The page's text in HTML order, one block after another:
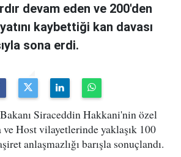
devam eden ve 200'den
kaybettiği kan davası
sona erdi.
Siraceddin Hakkani'nin özel
Host vilayetlerinde yaklaşık 100
anlaşmazlığı barışla sonuçlandı.